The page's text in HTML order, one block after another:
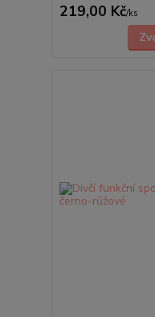
219,00 Kč/ks